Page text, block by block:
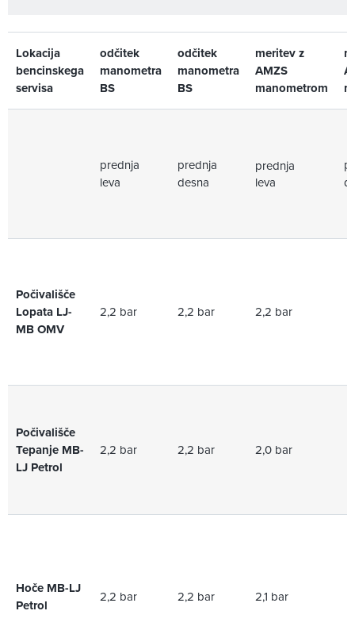
Lokacija
bencinskega
servisa
odčitek
manometra
BS
odčitek
manometra
BS
meritev z
AMZS
manometrom
prednja
leva
prednja
desna
prednja
leva
Počivališče
Lopata LJ-
MB OMV
2,2 bar 2,2 bar 2,2 bar
Počivališče
Tepanje MB-
LJ Petrol
2,2 bar 2,2 bar 2,0 bar
Hoče MB-LJ
Petrol
2,2 bar 2,2 bar 2,1 bar